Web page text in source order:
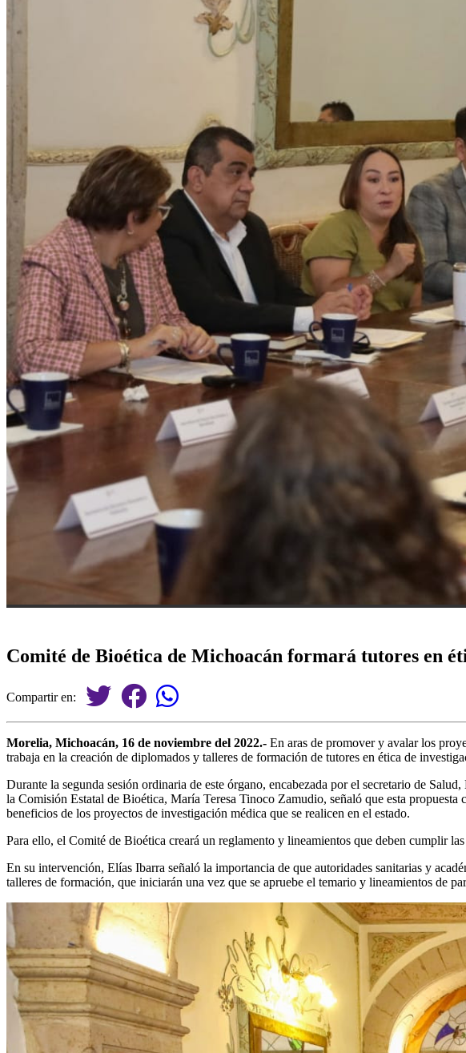
Comité de Bioética de Michoacán formará tutores en
Compartir en:
Morelia, Michoacán, 16 de noviembre del 2022.- En aras de promover y avalar los
trabaja en la creación de diplomados y talleres de formación de tutores en ética de
Durante la segunda sesión ordinaria de este órgano, encabezada por el secretario de
la Comisión Estatal de Bioética, María Teresa Tinoco Zamudio, señaló que esta
beneficios de los proyectos de investigación médica que se realicen en el estado.
Para ello, el Comité de Bioética creará un reglamento y lineamientos que deben cumplir
En su intervención, Elías Ibarra señaló la importancia de que autoridades sanitarias y
talleres de formación, que iniciarán una vez que se apruebe el temario y lineamientos de